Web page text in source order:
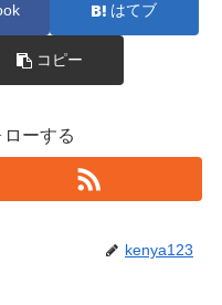
はてブ
コピー
ーする
kenya123